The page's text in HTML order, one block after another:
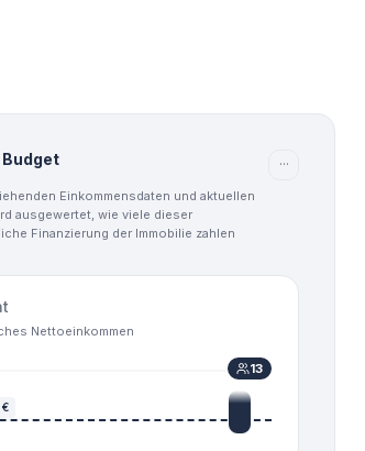
···
Einkommensdaten und aktuellen
ausgewertet, wie viele dieser
Finanzierung der Immobilie zahlen
Nettoeinkommen
13
€